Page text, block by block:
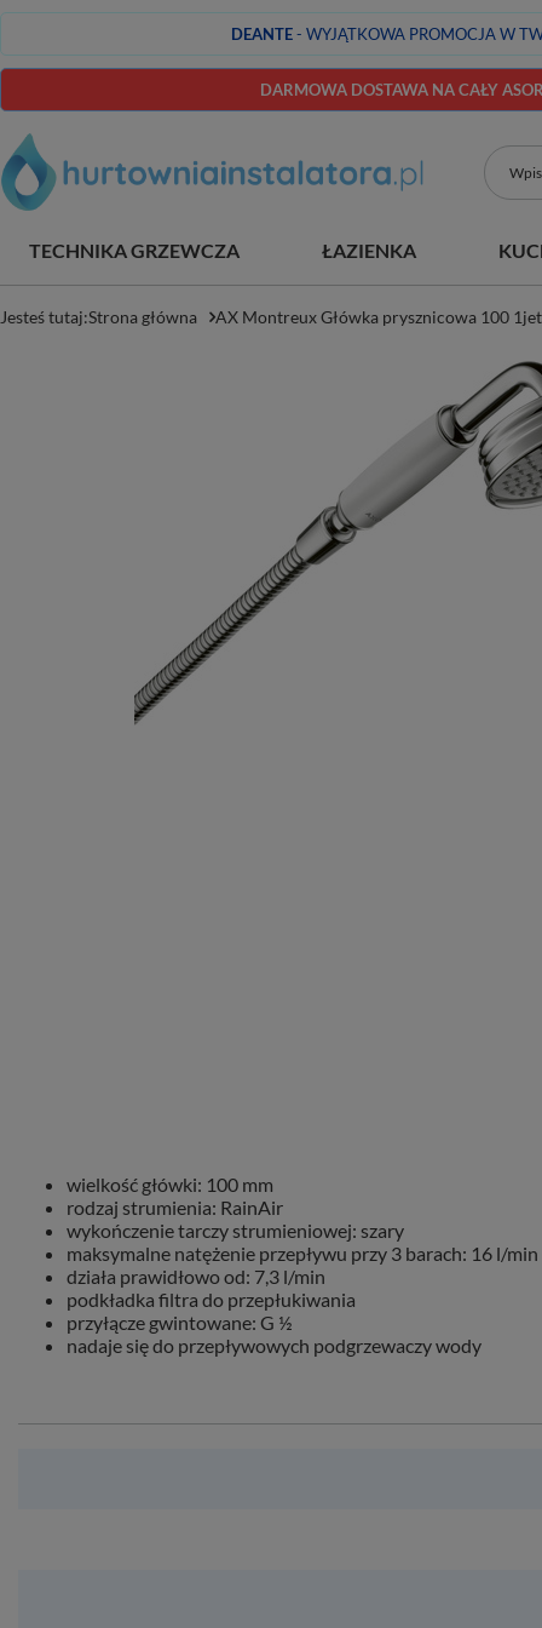
DEANTE- WYJĄTKOWA PROMOCJA W
DARMOWA DOSTAWA NA CAŁY
TECHNIKA GRZEWCZA ŁAZIENKA
Jesteś tutaj:Strona główna AX Montreux Główka prysznicowa 100
wielkość główki: 100 mm
rodzaj strumienia: RainAir
wykończenie tarczy strumieniowej: szary
maksymalne natężenie przepływu przy 3 barach: 16 l/min
działa prawidłowo od: 7,3 l/min
podkładka filtra do przepłukiwania
przyłącze gwintowane: G ½
nadaje się do przepływowych podgrzewaczy wody